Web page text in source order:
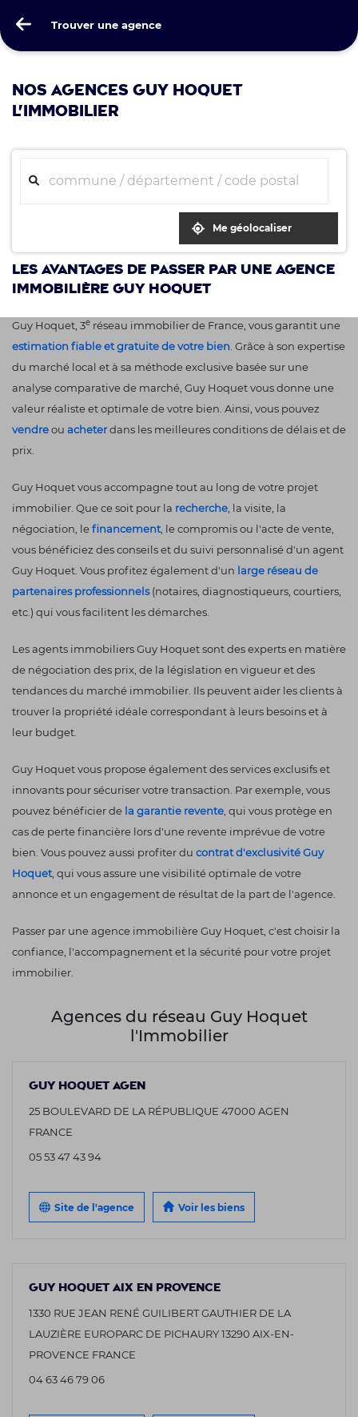
Trouver une agence
Guy Hoquet
NOS AGENCES GUY HOQUET
L'IMMOBILIER
Me géolocaliser
Les avantages de passer par une agence
immobilière Guy Hoquet
Guy Hoquet, 3e réseau immobilier de France, vous garantit une
estimation fiable et gratuite de votre bien . Grâce à son expertise
du marché local et à sa méthode exclusive basée sur une
analyse comparative de marché, Guy Hoquet vous donne une
valeur réaliste et optimale de votre bien. Ainsi, vous pouvez
vendreou acheterdans les meilleures conditions de délais et de
prix.
Guy Hoquet vous accompagne tout au long de votre projet
immobilier. Que ce soit pour la recherche , la visite, la
négociation, lefinancement , le compromis ou l'acte de vente,
vous bénéficiez des conseils et du suivi personnalisé d'un agent
Guy Hoquet. Vous profitez également d'un large réseau de
partenaires professionnels(notaires, diagnostiqueurs, courtiers,
etc.) qui vous facilitent les démarches.
Les agents immobiliers Guy Hoquet sont des experts en matière
de négociation des prix, de la législation en vigueur et des
tendances du marché immobilier. Ils peuvent aider les clients à
trouver la propriété idéale correspondant à leurs besoins et à
leur budget.
Guy Hoquet vous propose également des services exclusifs et
innovants pour sécuriser votre transaction. Par exemple, vous
pouvez bénéficier de la garantie revente , qui vous protège en
cas de perte financière lors d'une revente imprévue de votre
bien. Vous pouvez aussi profiter du contrat d'exclusivité Guy
Hoquet , qui vous assure une visibilité optimale de votre
annonce et un engagement de résultat de la part de l'agence.
Passer par une agence immobilière Guy Hoquet, c'est choisir la
confiance, l'accompagnement et la sécurité pour votre projet
immobilier.
Agences du réseau Guy Hoquet
l'Immobilier
GUY HOQUET AGEN
25 BOULEVARD DE LA RÉPUBLIQUE 47000 AGEN
FRANCE
05 53 47 43 94
Site de l'agence Voir les biens
GUY HOQUET AIX EN PROVENCE
1330 RUE JEAN RENÉ GUILIBERT GAUTHIER DE LA
LAUZIÈRE EUROPARC DE PICHAURY 13290 AIX-EN-
PROVENCE FRANCE
04 63 46 79 06